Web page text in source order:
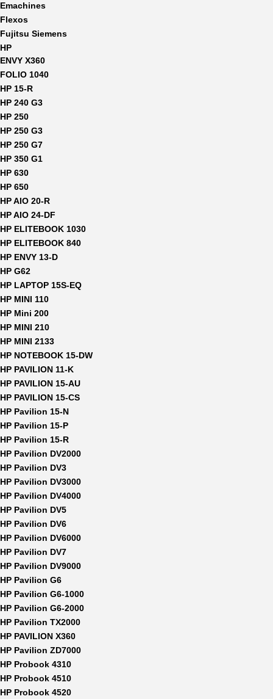
Emachines
Flexos
Fujitsu Siemens
HP
ENVY X360
FOLIO 1040
HP 15-R
HP 240 G3
HP 250
HP 250 G3
HP 250 G7
HP 350 G1
HP 630
HP 650
HP AIO 20-R
HP AIO 24-DF
HP ELITEBOOK 1030
HP ELITEBOOK 840
HP ENVY 13-D
HP G62
HP LAPTOP 15S-EQ
HP MINI 110
HP Mini 200
HP MINI 210
HP MINI 2133
HP NOTEBOOK 15-DW
HP PAVILION 11-K
HP PAVILION 15-AU
HP PAVILION 15-CS
HP Pavilion 15-N
HP Pavilion 15-P
HP Pavilion 15-R
HP Pavilion DV2000
HP Pavilion DV3
HP Pavilion DV3000
HP Pavilion DV4000
HP Pavilion DV5
HP Pavilion DV6
HP Pavilion DV6000
HP Pavilion DV7
HP Pavilion DV9000
HP Pavilion G6
HP Pavilion G6-1000
HP Pavilion G6-2000
HP Pavilion TX2000
HP PAVILION X360
HP Pavilion ZD7000
HP Probook 4310
HP Probook 4510
HP Probook 4520